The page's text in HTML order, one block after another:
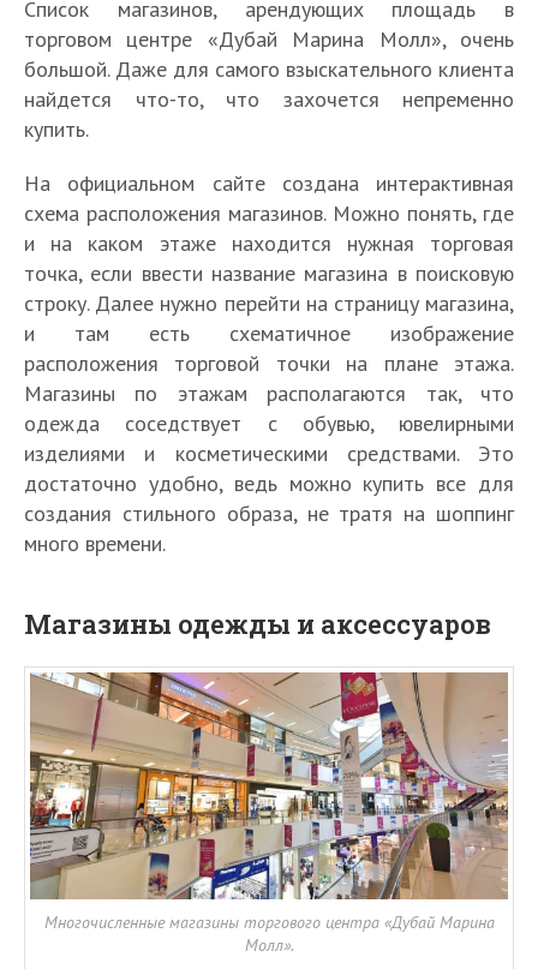
Список магазинов, арендующих площадь в
торговом центре «Дубай Марина Молл», очень
большой. Даже для самого взыскательного клиента
найдется что-то, что захочется непременно
купить.
На официальном сайте создана интерактивная
схема расположения магазинов. Можно понять, где
и на каком этаже находится нужная торговая
точка, если ввести название магазина в поисковую
строку. Далее нужно перейти на страницу магазина,
и там есть схематичное изображение
расположения торговой точки на плане этажа.
Магазины по этажам располагаются так, что
одежда соседствует с обувью, ювелирными
изделиями и косметическими средствами. Это
достаточно удобно, ведь можно купить все для
создания стильного образа, не тратя на шоппинг
много времени.
Магазины одежды и аксессуаров
Многочисленные магазины торгового центра «Дубай Марина
Молл».